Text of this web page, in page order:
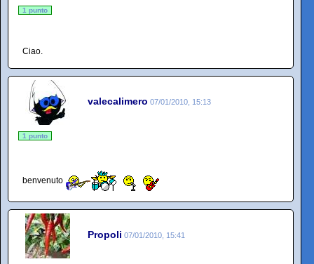
1 punto
Ciao.
valecalimero 07/01/2010, 15:13
1 punto
benvenuto
Propoli 07/01/2010, 15:41